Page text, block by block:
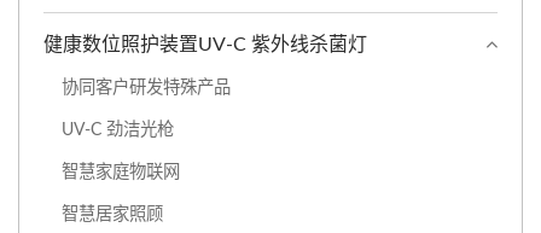
健康数位照护装置UV-C 紫外线杀菌灯
协同客户研发特殊产品
UV-C 劲洁光枪
智慧家庭物联网
智慧居家照顾